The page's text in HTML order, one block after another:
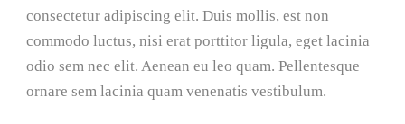
consectetur adipiscing elit. Duis mollis, est non
commodo luctus, nisi erat porttitor ligula, eget lacinia
odio sem nec elit. Aenean eu leo quam. Pellentesque
ornare sem lacinia quam venenatis vestibulum.